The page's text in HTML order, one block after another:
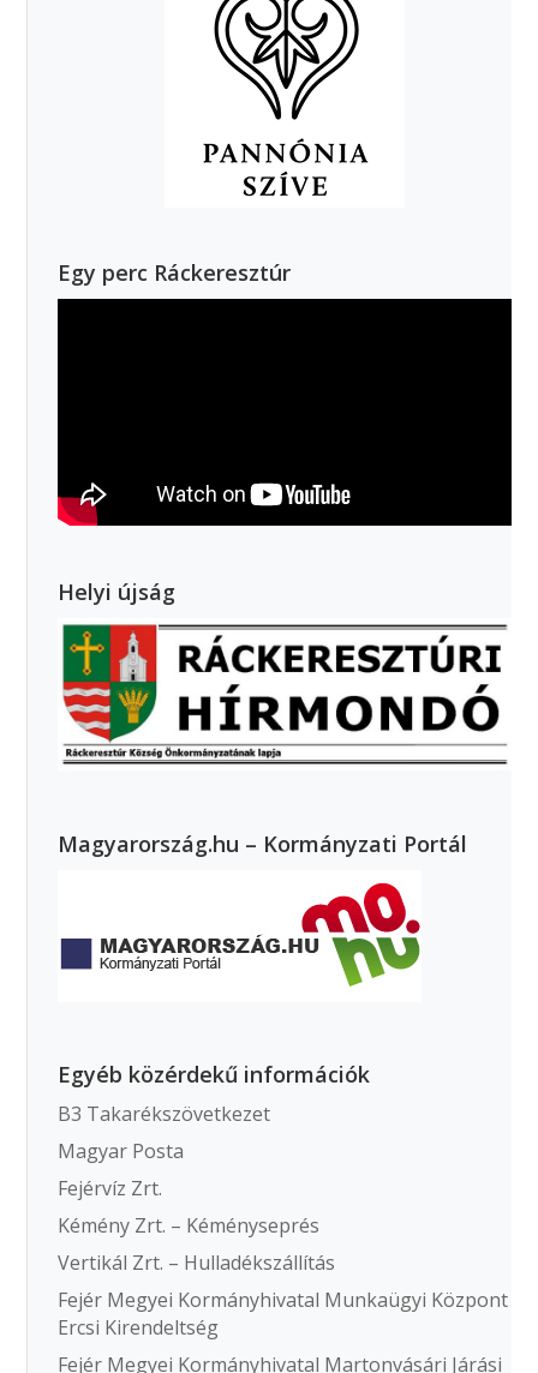
Egy perc Ráckeresztúr
Helyi újság
Magyarország.hu – Kormányzati Portál
Egyéb közérdekű információk
B3 Takarékszövetkezet
Magyar Posta
Fejérvíz Zrt.
Kémény Zrt. – Kéményseprés
Vertikál Zrt. – Hulladékszállítás
Fejér Megyei Kormányhivatal Munkaügyi Központ
Ercsi Kirendeltség
Fejér Megyei Kormányhivatal Martonvásári Járási